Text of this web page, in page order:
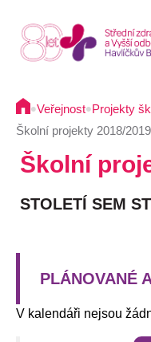
•Veřejnost•Projekty
Školní projekty 2018/2019
Školní
STOLETÍ SEM
PLÁNOVANÉ
V kalendáři nejsou